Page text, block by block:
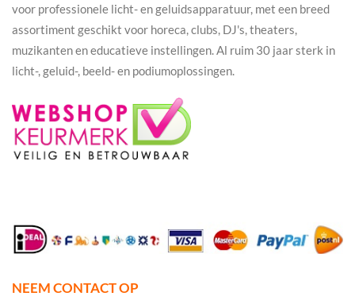
voor professionele licht- en geluidsapparatuur, met een breed
assortiment geschikt voor horeca, clubs, DJ's, theaters,
muzikanten en educatieve instellingen. Al ruim 30 jaar sterk in
licht-, geluid-, beeld- en podiumoplossingen.
NEEM CONTACT OP